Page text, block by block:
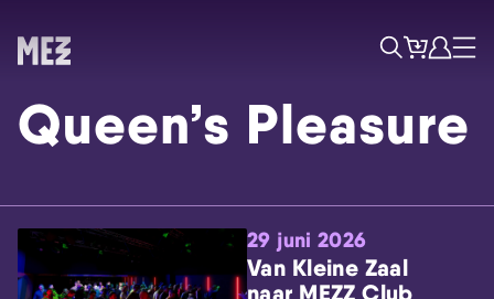
ZoekTicketsAccount
Menu
Queen’s Pleasure
29 juni 2026
Van Kleine Zaal
naar MEZZ Club